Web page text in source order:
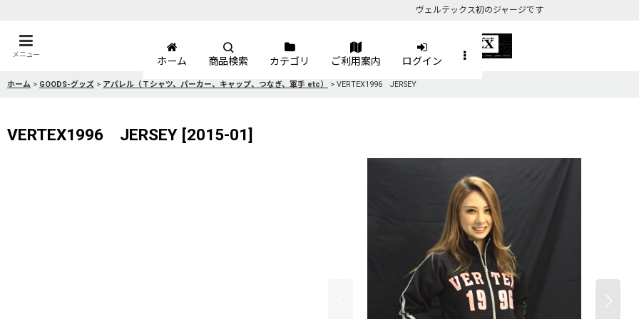
ヴェルテックス初のジャージです
メニュー
ホーム 商品検索 カテゴリ ご利用案内 ログイン
ホーム > GOODS-グッズ > アパレル（Ｔシャツ、パーカー、キャップ、つなぎ、軍手 etc） > VERTEX1996 JERSEY
VERTEX1996 JERSEY [2015-01]